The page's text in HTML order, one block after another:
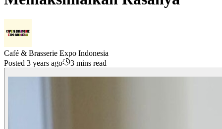
Café & Brasserie Expo Indonesia
Posted 3 years ago
3 mins read